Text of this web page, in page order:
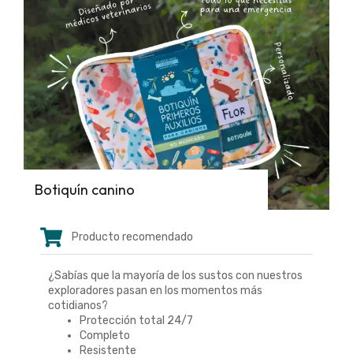
Botiquín canino
Producto recomendado
¿Sabías que la mayoría de los sustos con nuestros
exploradores pasan en los momentos más
cotidianos?
Protección total 24/7
Completo
Resistente